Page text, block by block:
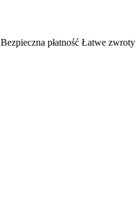
Bezpieczna płatność Łatwe zwroty